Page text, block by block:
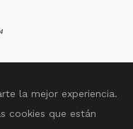
Rossana
la mejor experiencia.
cookies que están